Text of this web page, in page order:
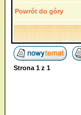
Powrót do góry
Strona 1 z 1